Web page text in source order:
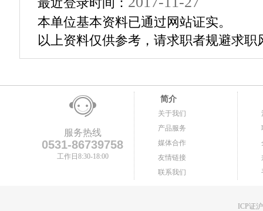
本单位基本资料已通过网站证实。
以上资料仅供参考，请求职者规避求职
服务热线
0531-86739758
工作日8:30-18:00
简介
关于我们
产品服务
媒体合作
友情链接
联系我们
ICP证